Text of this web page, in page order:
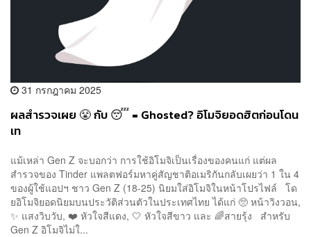
31 กรกฎาคม 2025
ผลสำรวจเผย 😤 กับ 😴 = Ghosted? อิโมจิยอดฮิตก่อนโดน
เท
แม้เหล่า Gen Z จะบอกว่า การใช้อิโมจิเป็นเรื่องของคนแก่ แต่ผล
สำรวจของ Tinder แพลตฟอร์มหาคู่สัญชาติอเมริกันกลับเผยว่า 1 ใน 4
ของผู้ใช้แอปฯ ชาว Gen Z (18-25) นิยมใส่อิโมจิในหน้าโปรไฟล์ โด
ยอิโมจิยอดนิยมบนประวัติส่วนตัวในประเทศไทย ได้แก่ 🥺 หน้าวิงวอน,
✨ แสงวิบวับ, ❤️ หัวใจสีแดง, 🤍 หัวใจสีขาว และ 🌈สายรุ้ง สำหรับ
Gen Z อิโมจิไม่ใ...